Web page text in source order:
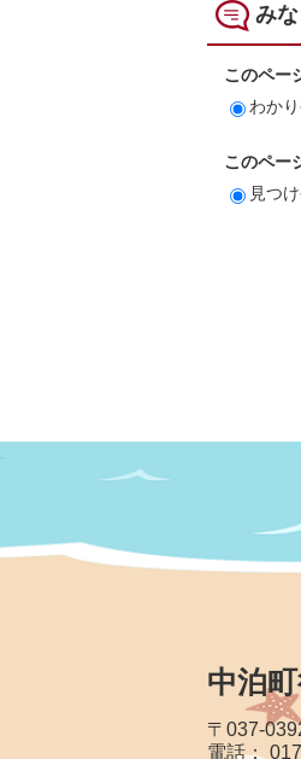
み
このペー
わか
このペー
見つ
中泊
〒037-
電話：